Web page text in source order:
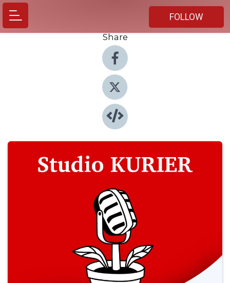
FOLLOW
Share